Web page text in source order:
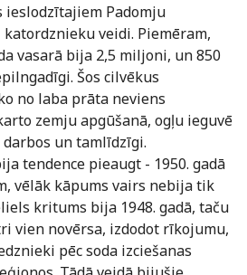
ieslodzītajiem Padomju
veidi. Piemēram,
vasarā bija 2,5 miljoni, un 850
Šos cilvēkus
no laba prāta neviens
zemju apgūšanā, ogļu ieguvē
un tamlīdzīgi.
tendence pieaugt - 1950. gadā
vēlāk kāpums vairs nebija tik
kritums bija 1948. gadā, taču
vien novērsa, izdodot rīkojumu,
pēc soda izciešanas